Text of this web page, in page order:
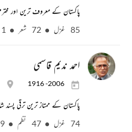
پاکستان کے معروف ترین اور
85 غزل
72 شعر 1 مضمون
احمد ندیم قاسمی
1916 -2006
پاکستان کے ممتاز ترین ترقی
74 غزل
47 نظم